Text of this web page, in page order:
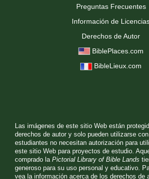
Preguntas Frecuentes
Información de
Derechos de Autor
BiblePlaces.com
BibleLieux.com
Las imágenes de este sitio Web están
derechos de autor y solo pueden utilizarse
estudiantes no necesitan autorización para
este sitio Web para proyectos de estudio.
comprado la Pictorial Library of Bible Lands
generoso para su uso personal y educativo.
vea la información acerca de los derechos de